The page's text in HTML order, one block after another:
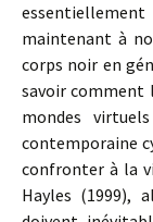
maintenant à
corps noir en
savoir comment
mondes
contemporaine
confronter à la
Hayles (1999),